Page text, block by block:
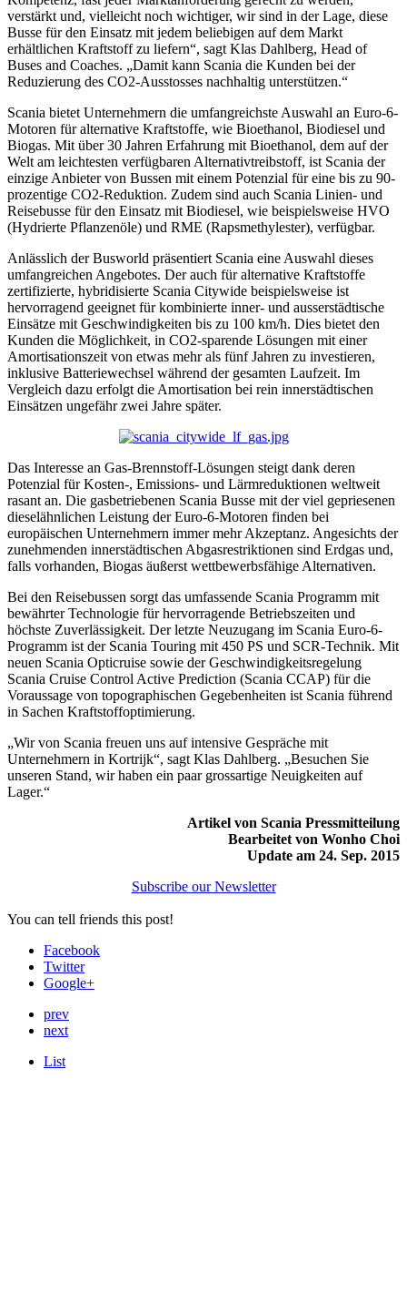
verstärkt und, vielleicht noch wichtiger, wir sind in der Lage, diese
Busse für den Einsatz mit jedem beliebigen auf dem Markt
erhältlichen Kraftstoff zu liefern“, sagt Klas Dahlberg, Head of
Buses and Coaches. „Damit kann Scania die Kunden bei der
Reduzierung des CO2-Ausstosses nachhaltig unterstützen.“
Scania bietet Unternehmern die umfangreichste Auswahl an Euro-6-
Motoren für alternative Kraftstoffe, wie Bioethanol, Biodiesel und
Biogas. Mit über 30 Jahren Erfahrung mit Bioethanol, dem auf der
Welt am leichtesten verfügbaren Alternativtreibstoff, ist Scania der
einzige Anbieter von Bussen mit einem Potenzial für eine bis zu 90-
prozentige CO2-Reduktion. Zudem sind auch Scania Linien- und
Reisebusse für den Einsatz mit Biodiesel, wie beispielsweise HVO
(Hydrierte Pflanzenöle) und RME (Rapsmethylester), verfügbar.
Anlässlich der Busworld präsentiert Scania eine Auswahl dieses
umfangreichen Angebotes. Der auch für alternative Kraftstoffe
zertifizierte, hybridisierte Scania Citywide beispielsweise ist
hervorragend geeignet für kombinierte inner- und ausserstädtische
Einsätze mit Geschwindigkeiten bis zu 100 km/h. Dies bietet den
Kunden die Möglichkeit, in CO2-sparende Lösungen mit einer
Amortisationszeit von etwas mehr als fünf Jahren zu investieren,
inklusive Batteriewechsel während der gesamten Laufzeit. Im
Vergleich dazu erfolgt die Amortisation bei rein innerstädtischen
Einsätzen ungefähr zwei Jahre später.
Das Interesse an Gas-Brennstoff-Lösungen steigt dank deren
Potenzial für Kosten-, Emissions- und Lärmreduktionen weltweit
rasant an. Die gasbetriebenen Scania Busse mit der viel gepriesenen
dieselähnlichen Leistung der Euro-6-Motoren finden bei
europäischen Unternehmern immer mehr Akzeptanz. Angesichts der
zunehmenden innerstädtischen Abgasrestriktionen sind Erdgas und,
falls vorhanden, Biogas äußerst wettbewerbsfähige Alternativen.
Bei den Reisebussen sorgt das umfassende Scania Programm mit
bewährter Technologie für hervorragende Betriebszeiten und
höchste Zuverlässigkeit. Der letzte Neuzugang im Scania Euro-6-
Programm ist der Scania Touring mit 450 PS und SCR-Technik. Mit
neuen Scania Opticruise sowie der Geschwindigkeitsregelung
Scania Cruise Control Active Prediction (Scania CCAP) für die
Voraussage von topographischen Gegebenheiten ist Scania führend
in Sachen Kraftstoffoptimierung.
„Wir von Scania freuen uns auf intensive Gespräche mit
Unternehmern in Kortrijk“, sagt Klas Dahlberg. „Besuchen Sie
unseren Stand, wir haben ein paar grossartige Neuigkeiten auf
Lager.“
Artikel von Scania Pressmitteilung
Bearbeitet von Wonho Choi
Update am 24. Sep. 2015
Subscribe our Newsletter
You can tell friends this post!
Facebook
Twitter
Google+
prev
next
List